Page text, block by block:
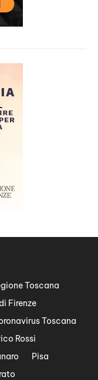
Toscana
Firenze
Toscana
Rossi
Pisa